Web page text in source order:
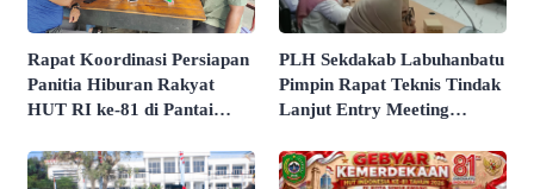
Rapat Koordinasi Persiapan
Panitia Hiburan Rakyat
HUT RI ke-81 di Pantai
Dimatangkan
PLH Sekdakab Labuhanbatu
Pimpin Rapat Teknis Tindak
Lanjut Entry Meeting
Pelayanan Publik Oleh
Ombudsman RI Tahun 2026